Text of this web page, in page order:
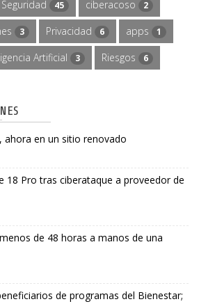
Seguridad 45 ciberacoso 2
3 Privacidad 6 apps 1
Artificial 3 Riesgos 6
en un sitio renovado
18 Pro tras ciberataque a proveedor de
de 48 horas a manos de una
de programas del Bienestar;